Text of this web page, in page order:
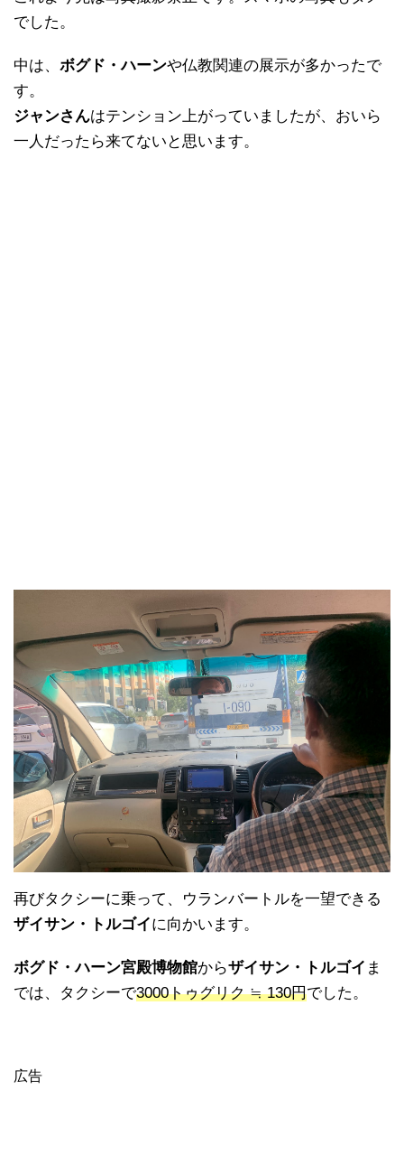
でした。
中は、 ボグド・ハーンや仏教関連の展示が多かったで
す。
ジャンさんはテンション上がっていましたが、おいら
一人だったら来てないと思います。
再びタクシーに乗って、ウランバートルを一望できる
ザイサン・トルゴイに向かいます。
ボグド・ハーン宮殿博物館からザイサン・トルゴイ ま
では、タクシーで3000トゥグリク ≒ 130円でした。
広告